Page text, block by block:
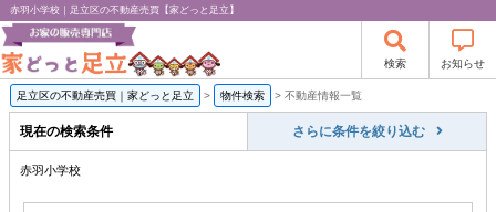
赤羽小学校｜足立区の不動産売買【家どっと足立】
検索 お知らせ
足立区の不動産売買｜家どっと足立 > 物件検索 > 不動産情報一覧
現在の検索条件 さらに条件を絞り込む
赤羽小学校